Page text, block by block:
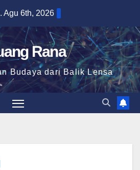
Agu 6th, 2026
Rana
Budaya dari Balik Lensa